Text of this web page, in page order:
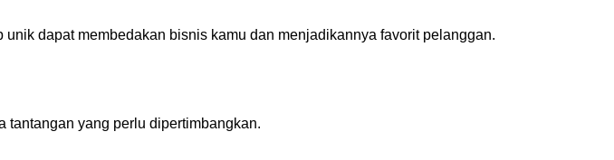
dapat membedakan bisnis kamu dan menjadikannya favorit pelanggan.
tantangan yang perlu dipertimbangkan.